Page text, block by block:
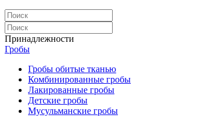
Принадлежности
Гробы
Гробы обитые тканью
Комбинированные гробы
Лакированные гробы
Детские гробы
Мусульманские гробы